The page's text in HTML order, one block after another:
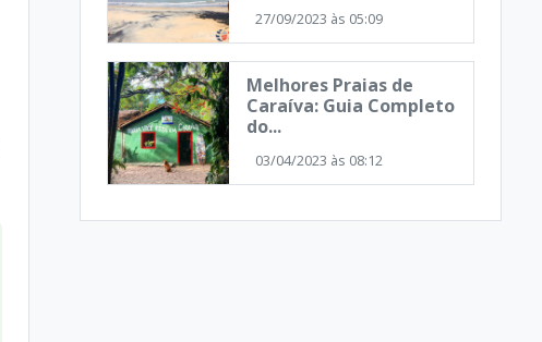
27/09/2023 às 05:09
Melhores Praias de
Caraíva: Guia Completo
do...
03/04/2023 às 08:12